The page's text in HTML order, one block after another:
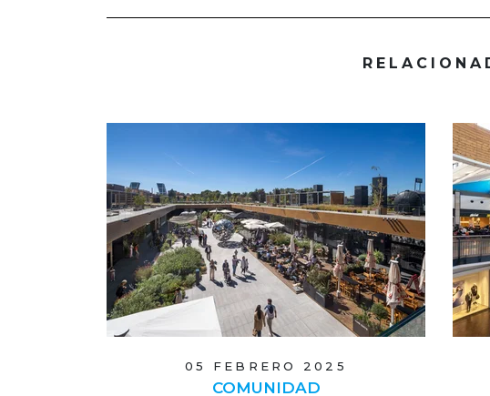
05 FEBRERO 2025
COMUNIDAD